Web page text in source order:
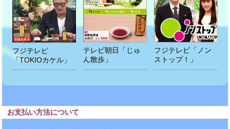
フジテレビ
「TOKIOカケル」
テレビ朝日「じゅ
ん散歩」
フジテレビ「ノン
ストップ！」
お支払い方法について